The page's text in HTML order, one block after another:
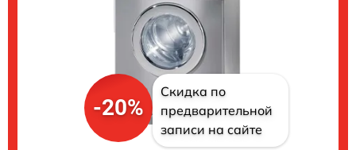
-20%
Скидка по
предварительной
записи на сайте